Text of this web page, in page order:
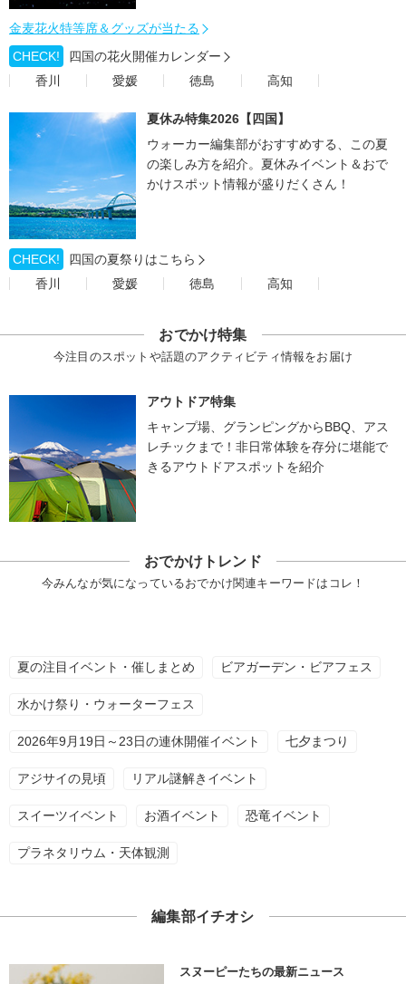
金麦花火特等席＆グッズが当たる
CHECK!
四国の花火開催カレンダー
香川
愛媛 徳島 高知
夏休み特集2026【四国】
ウォーカー編集部がおすすめする、この夏
の楽しみ方を紹介。夏休みイベント＆おで
かけスポット情報が盛りだくさん！
CHECK!
四国の夏祭りはこちら
香川
愛媛 徳島 高知
おでかけ特集
今注目のスポットや話題のアクティビティ情報をお届け
アウトドア特集
キャンプ場、グランピングからBBQ、アス
レチックまで！非日常体験を存分に堪能で
きるアウトドアスポットを紹介
おでかけトレンド
今みんなが気になっているおでかけ関連キーワードはコレ！
夏の注目イベント・催しまとめ ビアガーデン・ビアフェス
水かけ祭り・ウォーターフェス
2026年9月19日～23日の連休開催イベント 七夕まつり
アジサイの見頃 リアル謎解きイベント
スイーツイベント お酒イベント 恐竜イベント
プラネタリウム・天体観測
編集部イチオシ
スヌーピーたちの最新ニュース